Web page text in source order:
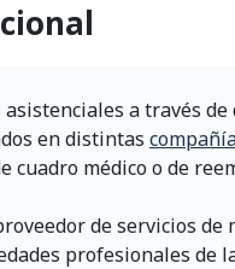
a través
en distintas
cuadro médico o de
de servicios de
profesionales de